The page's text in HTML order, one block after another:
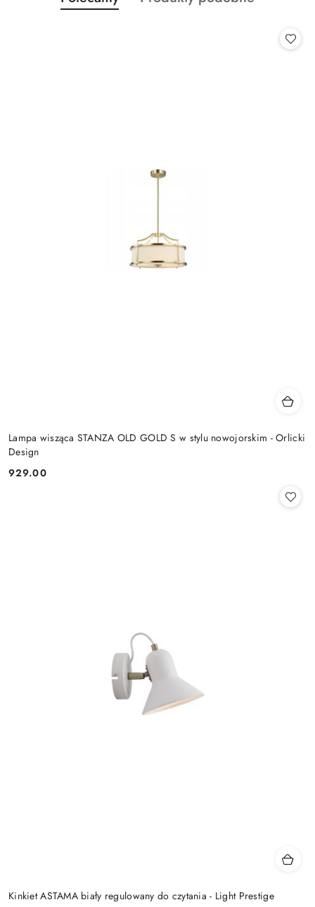
Pomiń karuzelę produktów
o
Lampa wisząca STANZA OLD GOLD S w stylu nowojorskim - Orlicki
Design
Cena:
929.00
Kinkiet ASTAMA biały regulowany do czytania - Light Prestige